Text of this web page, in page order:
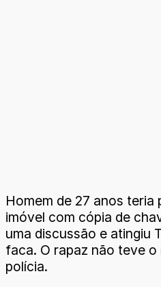
Homem de 27 anos teria
imóvel com cópia de
uma discussão e atingiu
faca. O rapaz não teve o
polícia.